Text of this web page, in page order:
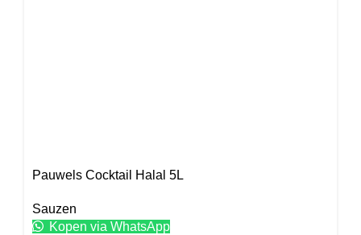
Pauwels Cocktail Halal 5L
Sauzen
Kopen via WhatsApp